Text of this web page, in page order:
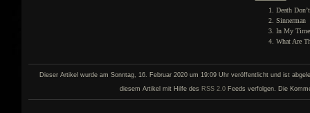
Death
Sinnerman
In My
What Are
Dieser Artikel wurde am Sonntag, 16. Februar 2020 um 19:09 Uhr veröffentlicht und ist
diesem Artikel mit Hilfe des RSS 2.0Feeds verfolgen. Die